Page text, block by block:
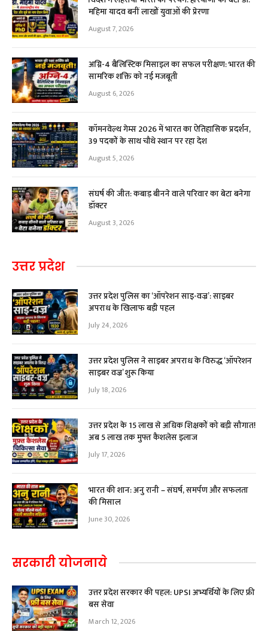
महिमा यादव बनीं लाखों युवाओं की प्रेरणा
August 7, 2026
अग्नि-4 बैलिस्टिक मिसाइल का सफल परीक्षण: भारत की
सामरिक शक्ति को नई मजबूती
August 6, 2026
कॉमनवेल्थ गेम्स 2026 में भारत का ऐतिहासिक प्रदर्शन,
39 पदकों के साथ चौथे स्थान पर रहा देश
August 5, 2026
संघर्ष की जीत: कबाड़ बीनने वाले परिवार का बेटा बनेगा
डॉक्टर
August 3, 2026
उत्तर प्रदेश
उत्तर प्रदेश पुलिस का ‘ऑपरेशन साइ-वज्र’: साइबर
अपराध के खिलाफ बड़ी पहल
July 24, 2026
उत्तर प्रदेश पुलिस ने साइबर अपराध के विरुद्ध ‘ऑपरेशन
साइबर वज्र’ शुरू किया
July 18, 2026
उत्तर प्रदेश के 15 लाख से अधिक शिक्षकों को बड़ी सौगात!
अब ₹5 लाख तक मुफ्त कैशलेस इलाज
July 17, 2026
भारत की शान: अनु रानी – संघर्ष, समर्पण और सफलता
की मिसाल
June 30, 2026
सरकारी योजनाये
उत्तर प्रदेश सरकार की पहल: UPSI अभ्यर्थियों के लिए फ्री
बस सेवा
March 12, 2026